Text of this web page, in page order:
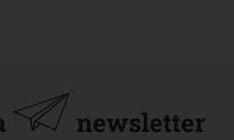
newsletter